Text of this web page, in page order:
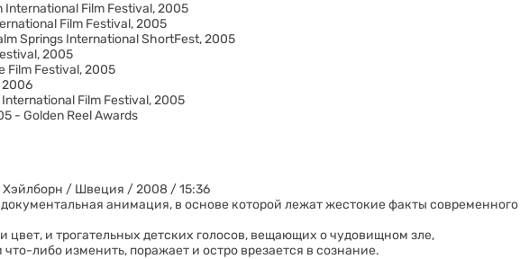
Film Festival, 2005
Film Festival, 2005
Springs International ShortFest, 2005
2005
Film Festival, 2005
Film Festival, 2005
- Golden Reel Awards
/ Швеция / 2008 / 15:36
анимация, в основе которой лежат жестокие факты современного
цвет, и трогательных детских голосов, вещающих о чудовищном зле,
либо изменить, поражает и остро врезается в сознание.